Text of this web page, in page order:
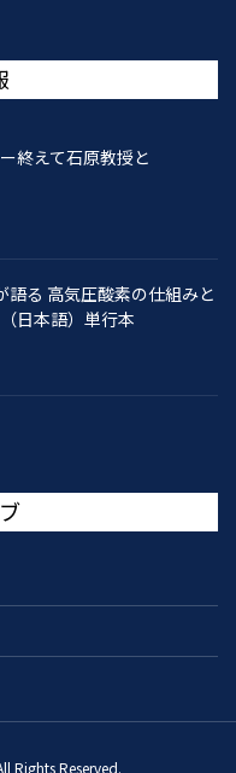
終えて石原教授と
る 高気圧酸素の仕組みと
日本語）単行本
Reserved.